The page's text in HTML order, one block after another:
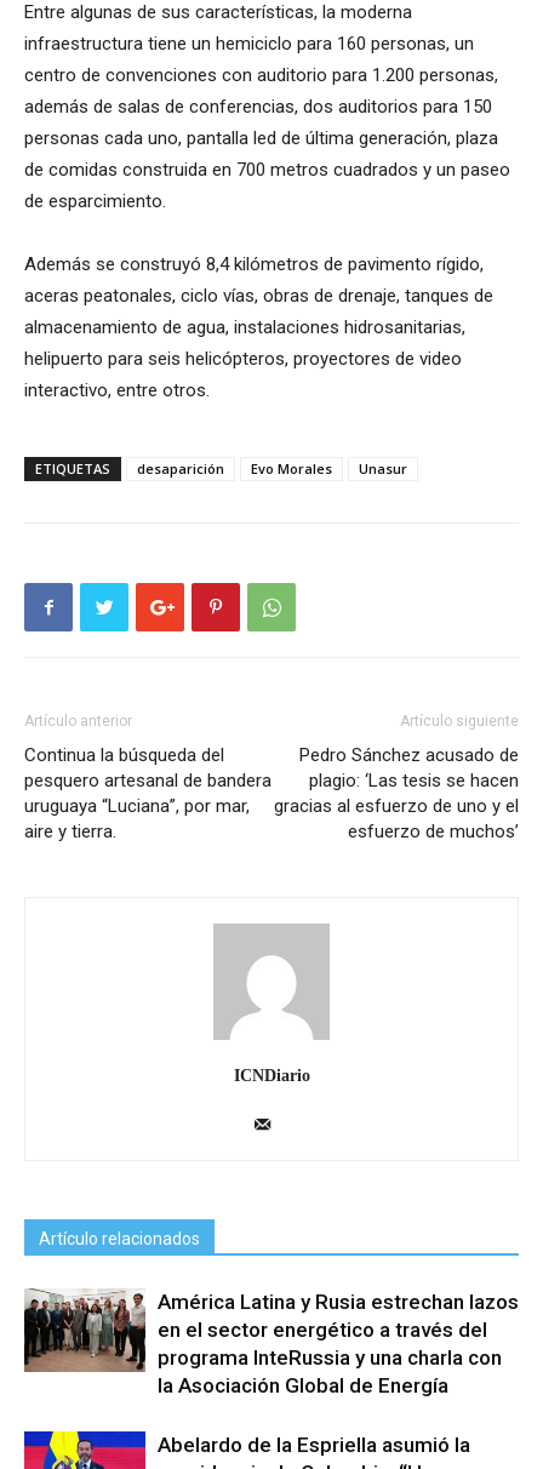
Entre algunas de sus características, la moderna
infraestructura tiene un hemiciclo para 160 personas, un
centro de convenciones con auditorio para 1.200 personas,
además de salas de conferencias, dos auditorios para 150
personas cada uno, pantalla led de última generación, plaza
de comidas construida en 700 metros cuadrados y un paseo
de esparcimiento.
Además se construyó 8,4 kilómetros de pavimento rígido,
aceras peatonales, ciclo vías, obras de drenaje, tanques de
almacenamiento de agua, instalaciones hidrosanitarias,
helipuerto para seis helicópteros, proyectores de video
interactivo, entre otros.
ETIQUETAS desaparición Evo Morales Unasur
Artículo anterior
Continua la búsqueda del
pesquero artesanal de bandera
uruguaya “Luciana”, por mar,
aire y tierra.
Artículo siguiente
Pedro Sánchez acusado de
plagio: ‘Las tesis se hacen
gracias al esfuerzo de uno y el
esfuerzo de muchos’
ICNDiario
Artículo relacionados
América Latina y Rusia estrechan lazos
en el sector energético a través del
programa InteRussia y una charla con
la Asociación Global de Energía
Abelardo de la Espriella asumió la